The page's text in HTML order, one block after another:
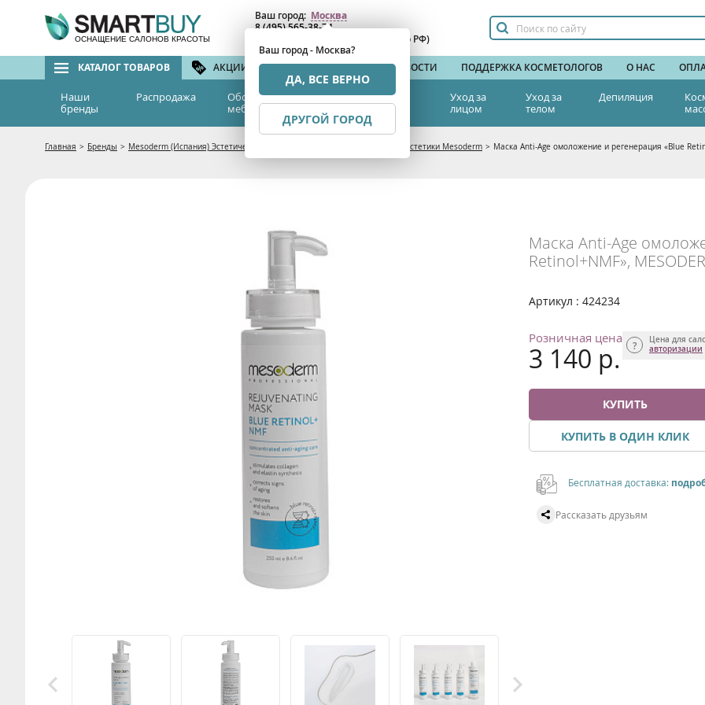
ОСНАЩЕНИЕ САЛОНОВ КРАСОТЫ
Ваш город: Москва
Ваш город - Москва?
ДА, ВСЕ ВЕРНО
ДРУГОЙ ГОРОД
8 (495) 565-38-74
(бесплатный по РФ)
КАТАЛОГ ТОВАРОВ АКЦИИ И СКИДКИ БРЕНДЫ НОВОСТИ ПОДДЕРЖКА КОСМЕТОЛОГОВ О НАС
Наши
бренды
Распродажа
Оборудование и
мебель
Эстетическая
медицина
Уход за
лицом
Уход за
телом
Депиляция
Главная > Бренды > Mesoderm (Испания) Эстетическая косметология Космецевтика и анестетики Mesoderm > Маска Anti-Age омоложение и регенерация «Blue
Маска Anti-Age
Retinol+NMF»,
Артикул : 424234
Розничная цена
3 140 р.
Цена для
авторизации
КУПИТЬ
КУПИТЬ В ОДИН КЛИК
Бесплатная доставка:
Рассказать друзьям